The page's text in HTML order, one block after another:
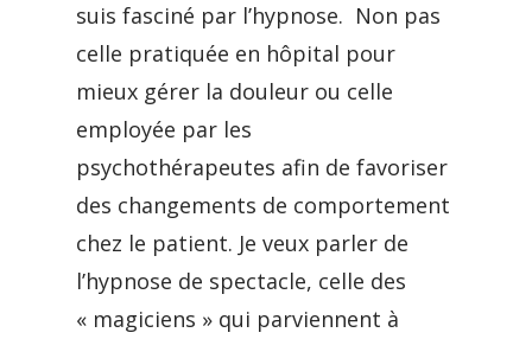
suis fasciné par l’hypnose. Non pas
celle pratiquée en hôpital pour
mieux gérer la douleur ou celle
employée par les
psychothérapeutes afin de favoriser
des changements de comportement
chez le patient. Je veux parler de
l’hypnose de spectacle, celle des
« magiciens » qui parviennent à